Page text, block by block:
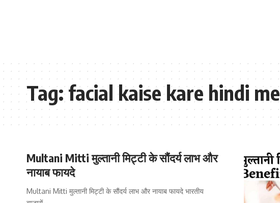
Tag:facial kaise kare hindi me
Multani Mitti मुल्तानी मिट्टी के सौंदर्य लाभ और
नायाब फायदे
Multani Mitti मुल्तानी मिट्टी के सौंदर्य लाभ और नायाब फायदे भारतीय